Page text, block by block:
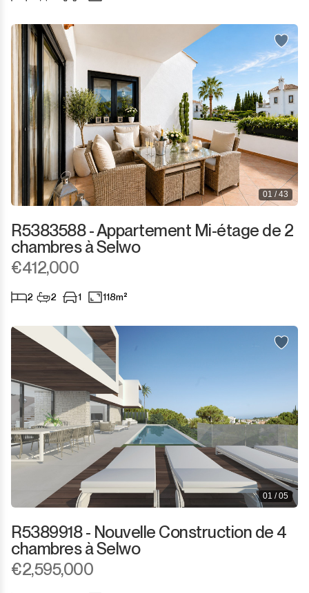
Torreguadiaro
Valle Romano
Castellar de la Frontera
Jimena de la Frontera
Tarifa
01 / 43
R5383588 - Appartement Mi-étage de 2
chambres à Selwo
€412,000
2 2 1 118m²
01 / 05
R5389918 - Nouvelle Construction de 4
chambres à Selwo
€2,595,000